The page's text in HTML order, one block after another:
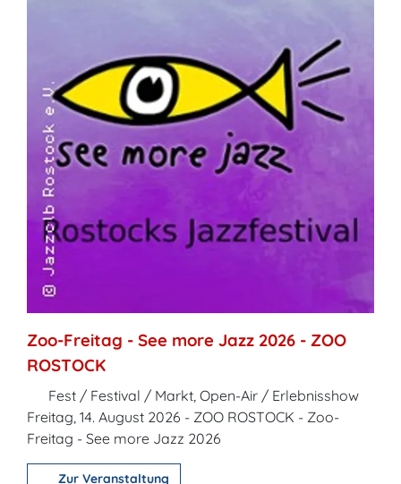
Zoo-Freitag - See more Jazz 2026 - ZOO
ROSTOCK
Fest / Festival / Markt, Open-Air / Erlebnisshow
Freitag, 14. August 2026 - ZOO ROSTOCK - Zoo-
Freitag - See more Jazz 2026
Zur Veranstaltung